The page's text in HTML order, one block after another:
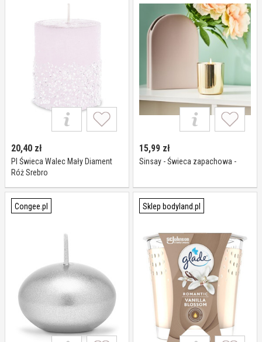
20,40 zł
Pl Świeca Walec Mały Diament
Róż Srebro
15,99 zł
Sinsay - Świeca zapachowa -
Congee.pl Sklep bodyland.pl